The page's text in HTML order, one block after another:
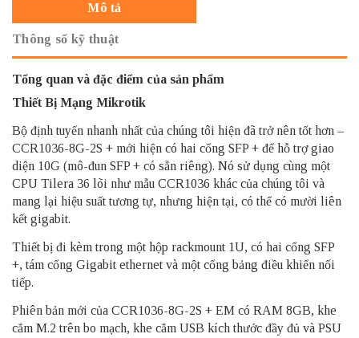
Mô tả
Thông số kỹ thuật
Tổng quan và đặc điểm của sản phẩm
Thiết Bị Mạng Mikrotik
Bộ định tuyến nhanh nhất của chúng tôi hiện đã trở nên tốt hơn –
CCR1036-8G-2S + mới hiện có hai cổng SFP + để hỗ trợ giao
diện 10G (mô-đun SFP + có sẵn riêng). Nó sử dụng cùng một
CPU Tilera 36 lõi như mẫu CCR1036 khác của chúng tôi và
mang lại hiệu suất tương tự, nhưng hiện tại, có thể có mười liên
kết gigabit.
Thiết bị đi kèm trong một hộp rackmount 1U, có hai cổng SFP
+, tám cổng Gigabit ethernet và một cổng bảng điều khiển nối
tiếp.
Phiên bản mới của CCR1036-8G-2S + EM có RAM 8GB, khe
cắm M.2 trên bo mạch, khe cắm USB kích thước đầy đủ và PSU